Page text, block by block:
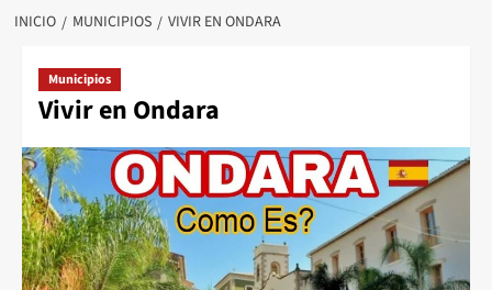
INICIO MUNICIPIOS VIVIR EN ONDARA
Municipios
Vivir en Ondara